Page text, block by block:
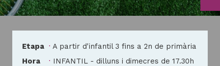
Etapa
A partir d'infantil 3 fins a 2n de primària
Hora
INFANTIL - dilluns i dimecres de 17.30h